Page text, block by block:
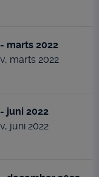
marts 2022
marts 2022
juni 2022
juni 2022